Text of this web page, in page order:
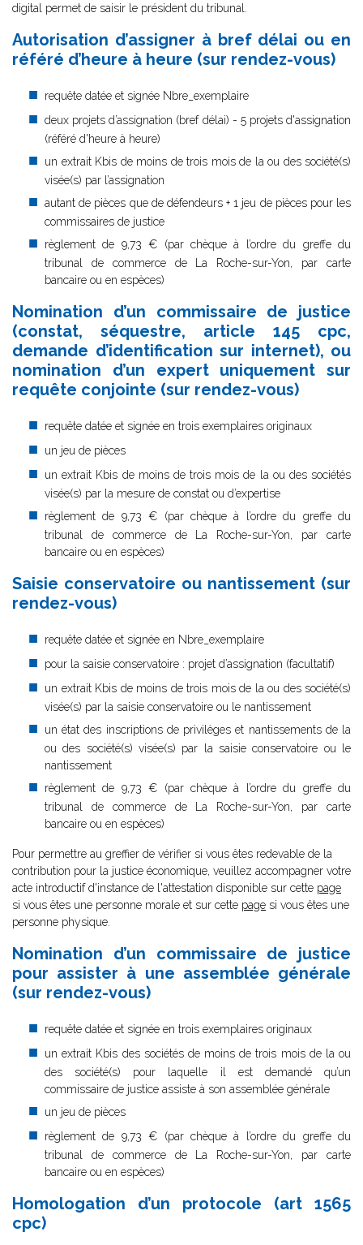
digital permet de saisir le président du tribunal.
Autorisation d’assigner à bref délai ou en
référé d’heure à heure (sur rendez-vous)
requête datée et signée Nbre_exemplaire
deux projets d’assignation (bref délai) - 5 projets d'assignation
(référé d'heure à heure)
un extrait Kbis de moins de trois mois de la ou des société(s)
visée(s) par l’assignation
autant de pièces que de défendeurs + 1 jeu de pièces pour les
commissaires de justice
règlement de 9,73 € (par chèque à l’ordre du greffe du
tribunal de commerce de La Roche-sur-Yon, par carte
bancaire ou en espèces)
Nomination d’un commissaire de justice
(constat, séquestre, article 145 cpc,
demande d’identification sur internet), ou
nomination d’un expert uniquement sur
requête conjointe (sur rendez-vous)
requête datée et signée en trois exemplaires originaux
un jeu de pièces
un extrait Kbis de moins de trois mois de la ou des sociétés
visée(s) par la mesure de constat ou d’expertise
règlement de 9,73 € (par chèque à l’ordre du greffe du
tribunal de commerce de La Roche-sur-Yon, par carte
bancaire ou en espèces)
Saisie conservatoire ou nantissement (sur
rendez-vous)
requête datée et signée en Nbre_exemplaire
pour la saisie conservatoire : projet d’assignation (facultatif)
un extrait Kbis de moins de trois mois de la ou des société(s)
visée(s) par la saisie conservatoire ou le nantissement
un état des inscriptions de privilèges et nantissements de la
ou des société(s) visée(s) par la saisie conservatoire ou le
nantissement
règlement de 9,73 € (par chèque à l’ordre du greffe du
tribunal de commerce de La Roche-sur-Yon, par carte
bancaire ou en espèces)
Pour permettre au greffier de vérifier si vous êtes redevable de la
contribution pour la justice économique, veuillez accompagner votre
acte introductif d'instance de l'attestation disponible sur cette page
si vous êtes une personne morale et sur cette page si vous êtes une
personne physique.
Nomination d’un commissaire de justice
pour assister à une assemblée générale
(sur rendez-vous)
requête datée et signée en trois exemplaires originaux
un extrait Kbis des sociétés de moins de trois mois de la ou
des société(s) pour laquelle il est demandé qu’un
commissaire de justice assiste à son assemblée générale
un jeu de pièces
règlement de 9,73 € (par chèque à l’ordre du greffe du
tribunal de commerce de La Roche-sur-Yon, par carte
bancaire ou en espèces)
Homologation d’un protocole (art 1565
cpc)